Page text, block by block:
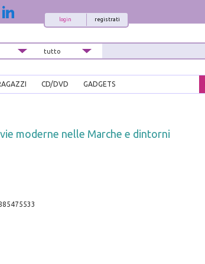
registrati
login
CD/DVD GADGETS
vie moderne nelle Marche e dintorni